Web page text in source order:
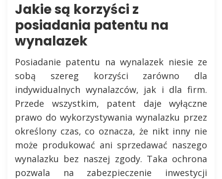
Jakie są korzyści z
posiadania patentu na
wynalazek
Posiadanie patentu na wynalazek niesie ze
sobą szereg korzyści zarówno dla
indywidualnych wynalazców, jak i dla firm.
Przede wszystkim, patent daje wyłączne
prawo do wykorzystywania wynalazku przez
określony czas, co oznacza, że nikt inny nie
może produkować ani sprzedawać naszego
wynalazku bez naszej zgody. Taka ochrona
pozwala na zabezpieczenie inwestycji